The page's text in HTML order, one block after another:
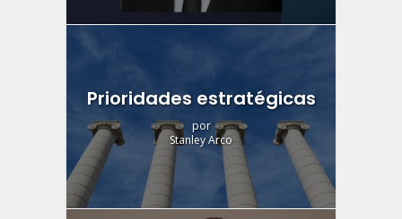
Prioridades estratégicas
por
Stanley Arco